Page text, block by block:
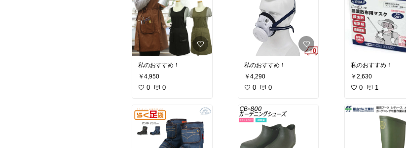
私のおすすめ！
￥4,950
0 0
私のおすすめ！
￥4,290
0 0
私のおすすめ！
￥2,630
0 1